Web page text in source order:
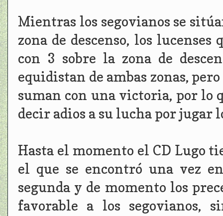
Mientras los segovianos se
zona de descenso, los
con 3 sobre la zona de
equidistan de ambas zonas,
suman con una victoria, por lo
decir adios a su lucha por jugar
Hasta el momento el CD Lugo
el que se encontró una vez
segunda y de momento los
favorable a los segovianos,